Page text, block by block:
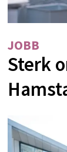
JOBB
Sterk